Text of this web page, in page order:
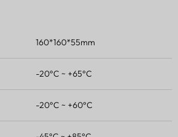
160*160*55mm
-20°C ~ +65°C
-20°C ~ +60°C